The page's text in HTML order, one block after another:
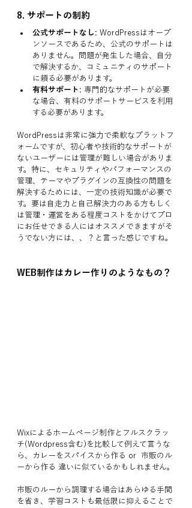
8. サポートの制約
公式サポートなし: WordPressはオープ
ンソースであるため、公式のサポートは
ありません。問題が発生した場合、自分
で解決するか、コミュニティのサポート
に頼る必要があります。
有料サポート: 専門的なサポートが必要
な場合、有料のサポートサービスを利用
する必要があります。
WordPressは非常に強力で柔軟なプラットフ
ォームですが、初心者や技術的なサポートが
ないユーザーには管理が難しい場合がありま
す。特に、セキュリティやパフォーマンスの
管理、テーマやプラグインの互換性の問題を
解決するためには、一定の技術知識が必要で
す。要は自走力と自己解決力のある方もしく
は管理・運営をある程度コストをかけてプロ
にお任せできる人にはオススメできますがそ
うでない方には、、？と言った感じですね。
WEB制作はカレー作りのようなもの？
Wixによるホームページ制作とフルスクラッ
チ(Wordpress含む)を比較して例えて言うな
ら、カレーをスパイスから作る or  市販のル
ーから作る 違いに似ているかもしれません。
市販のルーから調理する場合はあらゆる手間
を省き、学習コストも最低限に抑えることで